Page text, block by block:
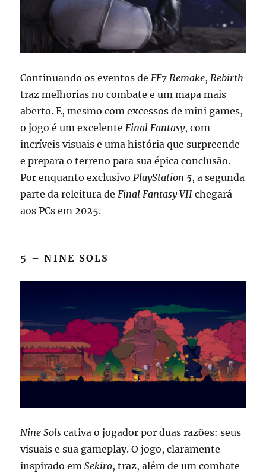
Continuando os eventos deFF7 Remake,Rebirth
traz melhorias no combate e um mapa mais
aberto. E, mesmo com excessos de mini games,
o jogo é um excelenteFinal Fantasy, com
incríveis visuais e uma história que surpreende
e prepara o terreno para sua épica conclusão.
Por enquanto exclusivoPlayStation 5, a segunda
parte da releitura deFinal Fantasy VII chegará
aos PCs em 2025.
5 – NINE SOLS
Nine Sols cativa o jogador por duas razões: seus
visuais e sua gameplay. O jogo, claramente
inspirado emSekiro, traz, além de um combate